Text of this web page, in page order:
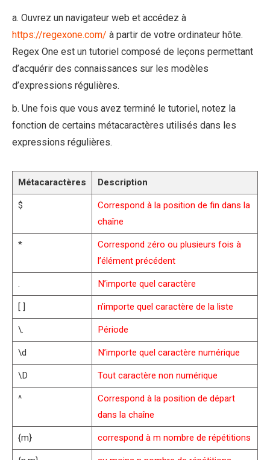
a. Ouvrez un navigateur web et accédez à
https://regexone.com/ à partir de votre ordinateur hôte.
Regex One est un tutoriel composé de leçons permettant
d’acquérir des connaissances sur les modèles
d’expressions régulières.
b. Une fois que vous avez terminé le tutoriel, notez la
fonction de certains métacaractères utilisés dans les
expressions régulières.
Métacaractères Description
$
Correspond à la position de fin dans la
chaîne
*
Correspond zéro ou plusieurs fois à
l’élément précédent
. N’importe quel caractère
[ ] n’importe quel caractère de la liste
\. Période
\d N’importe quel caractère numérique
\D Tout caractère non numérique
^
Correspond à la position de départ
dans la chaîne
{m} correspond à m nombre de répétitions